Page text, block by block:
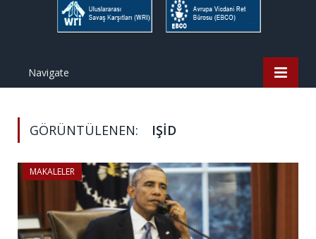
Navigate
GÖRÜNTÜLENEN: IŞID
MAKALELER